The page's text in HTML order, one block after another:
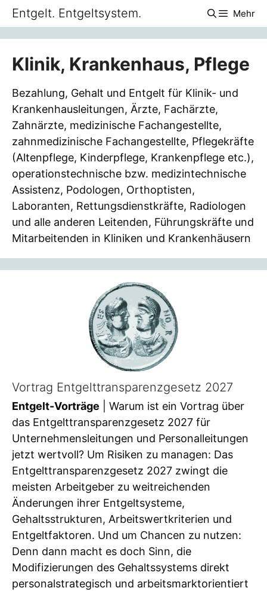
Zum
springen
Entgelt. Entgeltsystem. Mehr
Klinik, Krankenhaus, Pflege
Bezahlung, Gehalt und Entgelt für Klinik- und
Krankenhausleitungen, Ärzte, Fachärzte,
Zahnärzte, medizinische Fachangestellte,
zahnmedizinische Fachangestellte, Pflegekräfte
(Altenpflege, Kinderpflege, Krankenpflege etc.),
operationstechnische bzw. medizintechnische
Assistenz, Podologen, Orthoptisten,
Laboranten, Rettungsdienstkräfte, Radiologen
und alle anderen Leitenden, Führungskräfte und
Mitarbeitenden in Kliniken und Krankenhäusern
Vortrag Entgelttransparenzgesetz 2027
Entgelt-Vorträge | Warum ist ein Vortrag über
das Entgelttransparenzgesetz 2027 für
Unternehmensleitungen und Personalleitungen
jetzt wertvoll? Um Risiken zu managen: Das
Entgelttransparenzgesetz 2027 zwingt die
meisten Arbeitgeber zu weitreichenden
Änderungen ihrer Entgeltsysteme,
Gehaltsstrukturen, Arbeitswertkriterien und
Entgeltfaktoren. Und um Chancen zu nutzen:
Denn dann macht es doch Sinn, die
Modifizierungen des Gehaltssystems direkt
personalstrategisch und arbeitsmarktorientiert